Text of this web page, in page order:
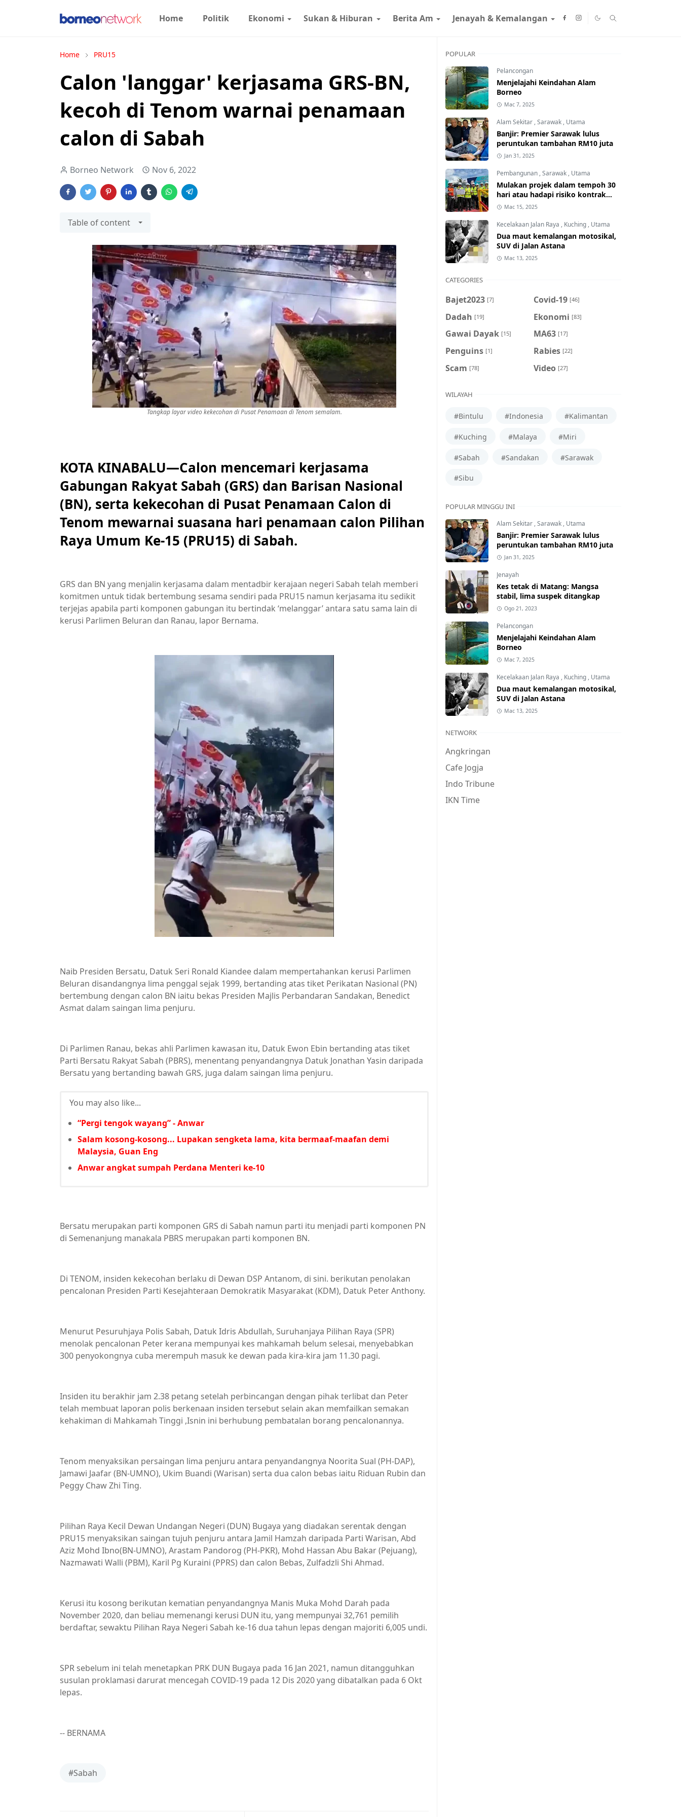
Home Politik Ekonomi Sukan & Hiburan Berita Am Jenayah & Kemalangan
Home PRU15
Calon 'langgar' kerjasama GRS-BN,
kecoh di Tenom warnai penamaan
calon di Sabah
Borneo Network Nov 6, 2022
Table of content
Tangkap layar video kekecohan di Pusat Penamaan di Tenom semalam.
KOTA KINABALU—Calon mencemari kerjasama
Gabungan Rakyat Sabah (GRS) dan Barisan Nasional
(BN), serta kekecohan di Pusat Penamaan Calon di
Tenom mewarnai suasana hari penamaan calon Pilihan
Raya Umum Ke-15 (PRU15) di Sabah.
GRS dan BN yang menjalin kerjasama dalam mentadbir kerajaan negeri Sabah telah memberi
komitmen untuk tidak bertembung sesama sendiri pada PRU15 namun kerjasama itu sedikit
terjejas apabila parti komponen gabungan itu bertindak ‘melanggar’ antara satu sama lain di
kerusi Parlimen Beluran dan Ranau, lapor Bernama.
Naib Presiden Bersatu, Datuk Seri Ronald Kiandee dalam mempertahankan kerusi Parlimen
Beluran disandangnya lima penggal sejak 1999, bertanding atas tiket Perikatan Nasional (PN)
bertembung dengan calon BN iaitu bekas Presiden Majlis Perbandaran Sandakan, Benedict
Asmat dalam saingan lima penjuru.
Di Parlimen Ranau, bekas ahli Parlimen kawasan itu, Datuk Ewon Ebin bertanding atas tiket
Parti Bersatu Rakyat Sabah (PBRS), menentang penyandangnya Datuk Jonathan Yasin daripada
Bersatu yang bertanding bawah GRS, juga dalam saingan lima penjuru.
You may also like...
“Pergi tengok wayang” - Anwar
Salam kosong-kosong... Lupakan sengketa lama, kita bermaaf-maafan demi
Malaysia, Guan Eng
Anwar angkat sumpah Perdana Menteri ke-10
Bersatu merupakan parti komponen GRS di Sabah namun parti itu menjadi parti komponen PN
di Semenanjung manakala PBRS merupakan parti komponen BN.
Di TENOM, insiden kekecohan berlaku di Dewan DSP Antanom, di sini. berikutan penolakan
pencalonan Presiden Parti Kesejahteraan Demokratik Masyarakat (KDM), Datuk Peter Anthony.
Menurut Pesuruhjaya Polis Sabah, Datuk Idris Abdullah, Suruhanjaya Pilihan Raya (SPR)
menolak pencalonan Peter kerana mempunyai kes mahkamah belum selesai, menyebabkan
300 penyokongnya cuba merempuh masuk ke dewan pada kira-kira jam 11.30 pagi.
Insiden itu berakhir jam 2.38 petang setelah perbincangan dengan pihak terlibat dan Peter
telah membuat laporan polis berkenaan insiden tersebut selain akan memfailkan semakan
kehakiman di Mahkamah Tinggi ,Isnin ini berhubung pembatalan borang pencalonannya.
Tenom menyaksikan persaingan lima penjuru antara penyandangnya Noorita Sual (PH-DAP),
Jamawi Jaafar (BN-UMNO), Ukim Buandi (Warisan) serta dua calon bebas iaitu Riduan Rubin dan
Peggy Chaw Zhi Ting.
Pilihan Raya Kecil Dewan Undangan Negeri (DUN) Bugaya yang diadakan serentak dengan
PRU15 menyaksikan saingan tujuh penjuru antara Jamil Hamzah daripada Parti Warisan, Abd
Aziz Mohd Ibno(BN-UMNO), Arastam Pandorog (PH-PKR), Mohd Hassan Abu Bakar (Pejuang),
Nazmawati Walli (PBM), Karil Pg Kuraini (PPRS) dan calon Bebas, Zulfadzli Shi Ahmad.
Kerusi itu kosong berikutan kematian penyandangnya Manis Muka Mohd Darah pada
November 2020, dan beliau memenangi kerusi DUN itu, yang mempunyai 32,761 pemilih
berdaftar, sewaktu Pilihan Raya Negeri Sabah ke-16 dua tahun lepas dengan majoriti 6,005 undi.
SPR sebelum ini telah menetapkan PRK DUN Bugaya pada 16 Jan 2021, namun ditangguhkan
susulan proklamasi darurat mencegah COVID-19 pada 12 Dis 2020 yang dibatalkan pada 6 Okt
lepas.
-- BERNAMA
#Sabah
POPULAR
Pelancongan
Menjelajahi Keindahan Alam
Borneo
Mac 7, 2025
Alam Sekitar ,Sarawak , Utama
Banjir: Premier Sarawak lulus
peruntukan tambahan RM10 juta
Jan 31, 2025
Pembangunan ,Sarawak , Utama
Mulakan projek dalam tempoh 30
hari atau hadapi risiko kontrak
ditamatkan
Mac 15, 2025
Kecelakaan Jalan Raya , Kuching , Utama
Dua maut kemalangan motosikal,
SUV di Jalan Astana
Mac 13, 2025
CATEGORIES
Bajet2023 [7] Covid-19 [46]
Dadah [19] Ekonomi [83]
Gawai Dayak [15] MA63 [17]
Penguins [1] Rabies [22]
Scam [78] Video [27]
WILAYAH
#Bintulu #Indonesia #Kalimantan
#Kuching #Malaya #Miri
#Sabah #Sandakan #Sarawak
#Sibu
POPULAR MINGGU INI
Alam Sekitar ,Sarawak , Utama
Banjir: Premier Sarawak lulus
peruntukan tambahan RM10 juta
Jan 31, 2025
Jenayah
Kes tetak di Matang: Mangsa
stabil, lima suspek ditangkap
Ogo 21, 2023
Pelancongan
Menjelajahi Keindahan Alam
Borneo
Mac 7, 2025
Kecelakaan Jalan Raya , Kuching , Utama
Dua maut kemalangan motosikal,
SUV di Jalan Astana
Mac 13, 2025
NETWORK
Angkringan
Cafe Jogja
Indo Tribune
IKN Time